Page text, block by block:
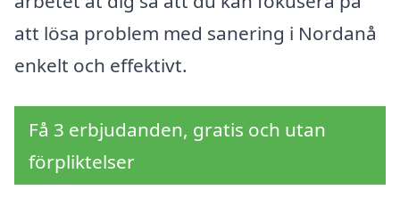
att lösa problem med sanering i Nordanå
enkelt och effektivt.
Få 3 erbjudanden, gratis och utan
förpliktelser